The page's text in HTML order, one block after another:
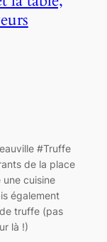
#Truffe
de la place
cuisine
également
truffe (pas
là !)